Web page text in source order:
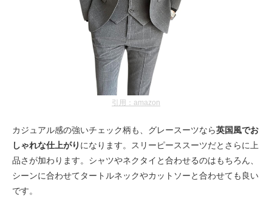
引用：amazon
カジュアル感の強いチェック柄も、グレースーツなら英国風でお
しゃれな仕上がり になります。スリーピーススーツだとさらに上
品さが加わります。シャツやネクタイと合わせるのはもちろん、
シーンに合わせてタートルネックやカットソーと合わせても良い
です。